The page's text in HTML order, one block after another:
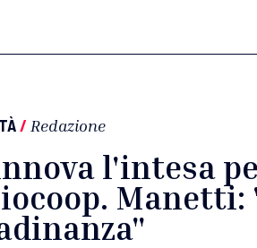
/ Redazione
l'intesa